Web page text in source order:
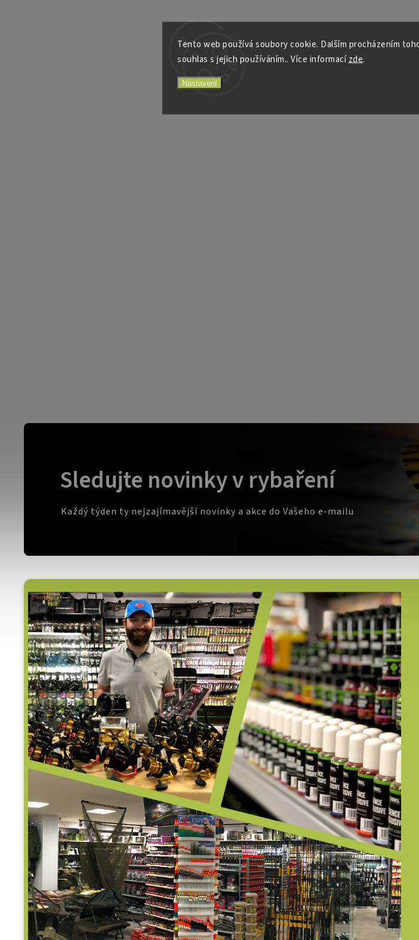
Tento web používá soubory cookie. Dalším procházením
souhlas s jejich používáním.. Více informacízde.
Nastavení
Sledujte novinky v rybaření
Každý týden ty nejzajímavější novinky a akce do Vašeho e-mailu